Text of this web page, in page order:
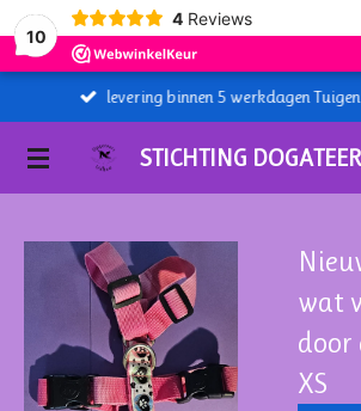
10
4 Reviews
STICHTING
levering binnen 5 werkdagen
wat
door
XS